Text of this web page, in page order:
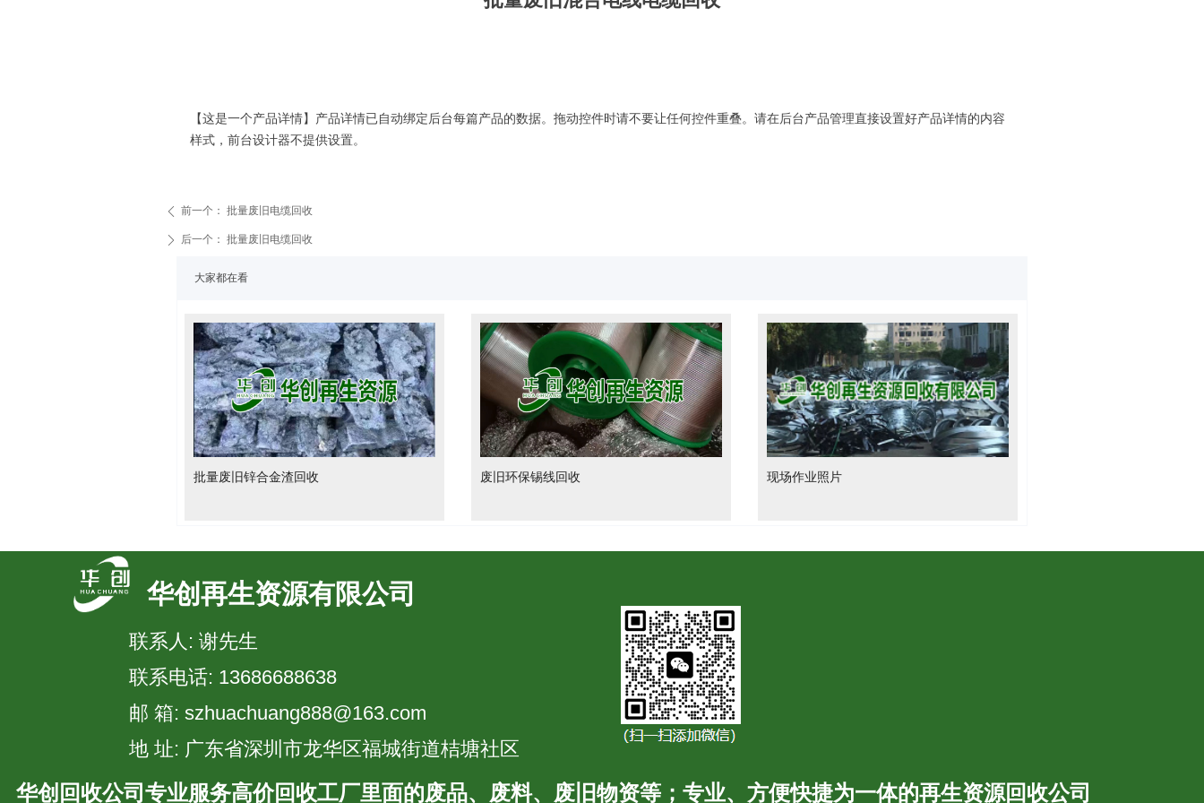
大家都在看
批量废旧锌合金渣回收 废旧环保锡线回收 现场作业照片
ꄴ 前一个： 批量废旧电缆回收
ꄲ 后一个： 批量废旧电缆回收
【这是一个产品详情】产品详情已自动绑定后台每篇产品的数据。拖动控件时请不要让任何控件重叠。请在后台产品管理直接设置好产品详情的内容
样式，前台设计器不提供设置。
华创再生资源有限公司
华创回收公司专业服务高价回收工厂里面的废品、废料、废旧物资等；专业、方便快捷为一体的再生资源回收公司
联系人: 谢先生
联系电话: 13686688638
邮 箱: szhuachuang888@163.com
地 址: 广东省深圳市龙华区福城街道桔塘社区